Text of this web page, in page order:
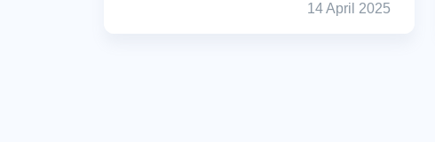
14 April 2025